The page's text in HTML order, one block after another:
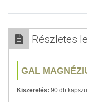
Részletes
GAL
Kiszerelés: 90 db